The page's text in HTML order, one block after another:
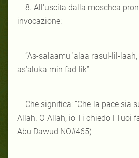
8. All'uscita dalla moschea
invocazione:
“As-salaamu ‛alaa rasul-lil-
as’aluka min faḍ-lik”
Che significa: “Che la pace sia
Allah. O Allah, io Ti chiedo I Tuoi
Abu Dawud NO#465)